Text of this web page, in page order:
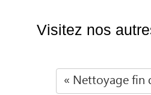
Visitez nos
« Nettoyage fin